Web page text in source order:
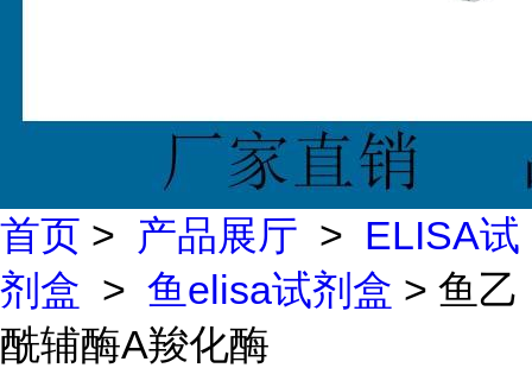
首页 > 产品展厅 > ELISA试
剂盒 > 鱼elisa试剂盒 > 鱼乙
酰辅酶A羧化酶